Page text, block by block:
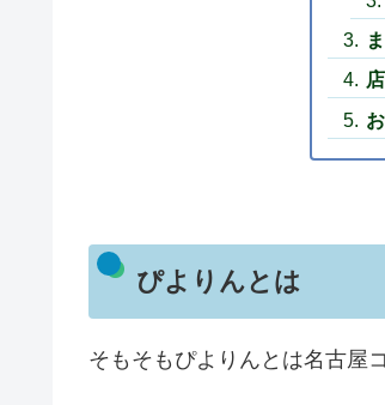
ぴよりんとは
そもそもぴよりんとは名古屋